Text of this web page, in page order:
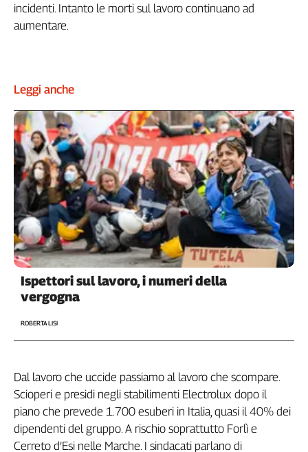
Le
trasmissioni
Progress
L'Italia
nel
Lavoro
Territori
Abruzzo-
Molise
Alto
Adige
Basilicata
Calabria
Campania
Romagna
Giulia
Lazio
Liguria
Lombardia
Marche
incidenti. Intanto le morti sul lavoro continuano ad
aumentare.
Leggi anche
Ispettori sul lavoro, i numeri della
vergogna
ROBERTA LISI
Dal lavoro che uccide passiamo al lavoro che scompare.
Scioperi e presidi negli stabilimenti Electrolux dopo il
piano che prevede 1.700 esuberi in Italia, quasi il 40% dei
dipendenti del gruppo. A rischio soprattutto Forlì e
Cerreto d’Esi nelle Marche. I sindacati parlano di